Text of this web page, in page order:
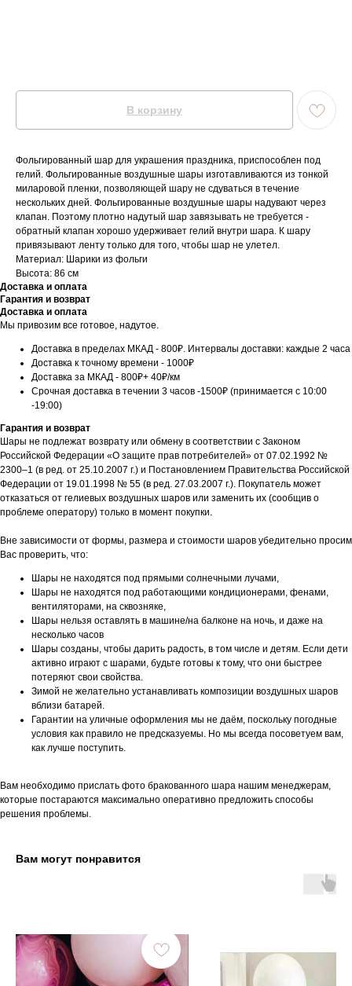
В корзину
Фольгированный шар для украшения праздника, приспособлен под
гелий. Фольгированные воздушные шары изготавливаются из тонкой
миларовой пленки, позволяющей шару не сдуваться в течение
нескольких дней. Фольгированные воздушные шары надувают через
клапан. Поэтому плотно надутый шар завязывать не требуется -
обратный клапан хорошо удерживает гелий внутри шара. К шару
привязывают ленту только для того, чтобы шар не улетел.
Материал: Шарики из фольги
Высота: 86 см
Доставка и оплата
Гарантия и возврат
Доставка и оплата
Мы привозим все готовое, надутое.
Доставка в пределах МКАД - 800₽. Интервалы доставки: каждые 2 часа
Доставка к точному времени - 1000₽
Доставка за МКАД - 800₽+ 40₽/км
Срочная доставка в течении 3 часов -1500₽ (принимается с 10:00
-19:00)
Гарантия и возврат
Шары не подлежат возврату или обмену в соответствии с Законом
Российской Федерации «О защите прав потребителей» от 07.02.1992 №
2300–1 (в ред. от 25.10.2007 г.) и Постановлением Правительства Российской
Федерации от 19.01.1998 № 55 (в ред. 27.03.2007 г.). Покупатель может
отказаться от гелиевых воздушных шаров или заменить их (сообщив о
проблеме оператору) только в момент покупки.
Вне зависимости от формы, размера и стоимости шаров убедительно просим
Вас проверить, что:
Шары не находятся под прямыми солнечными лучами,
Шары не находятся под работающими кондиционерами, фенами,
вентиляторами, на сквозняке,
Шары нельзя оставлять в машине/на балконе на ночь, и даже на
несколько часов
Шары созданы, чтобы дарить радость, в том числе и детям. Если дети
активно играют с шарами, будьте готовы к тому, что они быстрее
потеряют свои свойства.
Зимой не желательно устанавливать композиции воздушных шаров
вблизи батарей.
Гарантии на уличные оформления мы не даём, поскольку погодные
условия как правило не предсказуемы. Но мы всегда посоветуем вам,
как лучше поступить.
Вам необходимо прислать фото бракованного шара нашим менеджерам,
которые постараются максимально оперативно предложить способы
решения проблемы.
Вам могут понравится